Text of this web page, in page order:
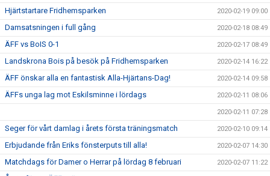
Hjärtstartare Fridhemsparken 2020-02-19 09:00
Damsatsningen i full gång 2020-02-18 08:49
ÄFF vs BoIS 0-1 2020-02-17 08:49
Landskrona Bois på besök på Fridhemsparken 2020-02-14 16:22
ÄFF önskar alla en fantastisk Alla-Hjärtans-Dag! 2020-02-14 09:58
ÄFFs unga lag mot Eskilsminne i lördags 2020-02-11 08:06
2020-02-11 07:28
Seger för vårt damlag i årets första träningsmatch 2020-02-10 09:14
Erbjudande från Eriks fönsterputs till alla! 2020-02-07 14:30
Matchdags för Damer o Herrar på lördag 8 februari 2020-02-07 11:22